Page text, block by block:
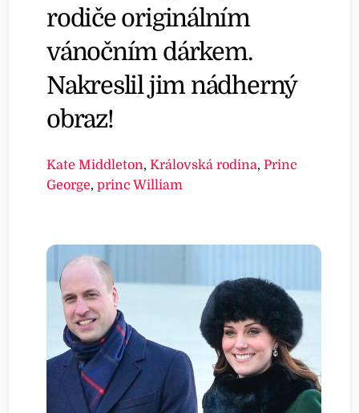
rodiče originálním
vánočním dárkem.
Nakreslil jim nádherný
obraz!
Kate Middleton,Královská rodina,Princ
George,princ William